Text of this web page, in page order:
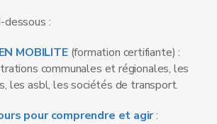
dessous :
MOBILITE(formation certifiante) :
communales et régionales, les
les asbl, les sociétés de transport.
pour comprendre et agir: